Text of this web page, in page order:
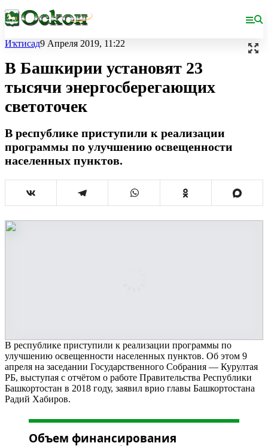
Иҡтисад9 Апреля 2019, 11:22
В Башкирии установят 23
тысячи энергосберегающих
светоточек
В республике приступили к реализации
программы по улучшению освещенности
населенных пунктов.
В республике приступили к реализации программы по
улучшению освещенности населенных пунктов. Об этом 9
апреля на заседании Государственного Собрания — Курултая
РБ, выступая с отчётом о работе Правительства Республики
Башкортостан в 2018 году, заявил врио главы Башкортостана
Радий Хабиров.
Объем финансирования